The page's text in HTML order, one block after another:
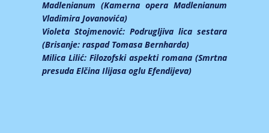
Madlenianum (Kamerna opera Madlenianum
Vladimira Jovanovića)
Violeta Stojmenović: Podrugljiva lica sestara
(Brisanje: raspad Tomasa Bernharda)
Milica Lilić: Filozofski aspekti romana (Smrtna
presuda Elčina Ilijasa oglu Efendijeva)